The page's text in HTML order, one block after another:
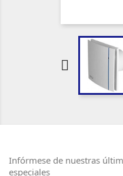

Infórmese de nuestras
especiales